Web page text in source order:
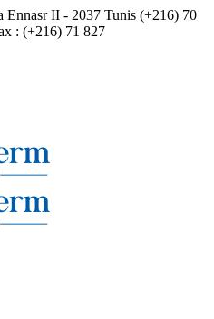
Ennasr II - 2037 Tunis (+216) 70
: (+216) 71 827